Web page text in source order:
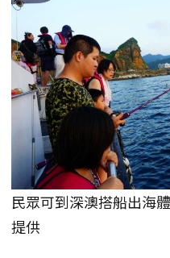
民眾可到深澳搭船出海
提供